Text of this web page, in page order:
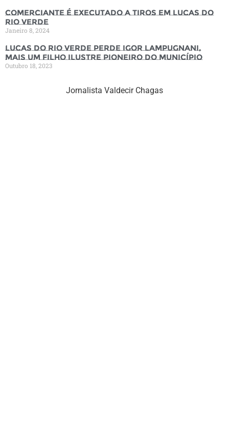
Comerciante é executado a tiros em Lucas do
Rio Verde
Janeiro 8, 2024
Lucas do Rio Verde perde Igor Lampugnani,
mais um filho ilustre pioneiro do município
Outubro 18, 2023
Jornalista Valdecir Chagas